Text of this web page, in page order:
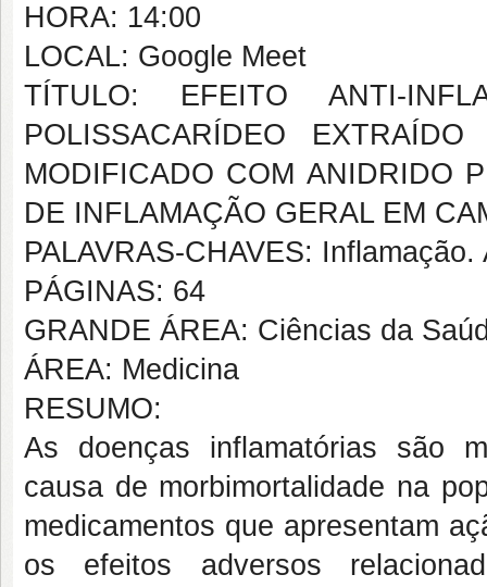
HORA: 14:00
LOCAL: Google Meet
TÍTULO: EFEITO ANTI-
POLISSACARÍDEO
MODIFICADO COM ANIDRIDO
DE INFLAMAÇÃO GERAL EM
PALAVRAS-CHAVES:
PÁGINAS: 64
GRANDE ÁREA: Ciências da
ÁREA: Medicina
RESUMO:
As doenças inflamatórias são
causa de morbimortalidade na
medicamentos que apresentam
os efeitos adversos